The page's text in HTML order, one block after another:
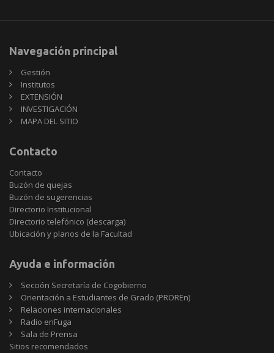
Navegación principal
Gestión
Institutos
EXTENSIÓN
INVESTIGACIÓN
MAPA DEL SITIO
Contacto
Contacto
Buzón de quejas
Buzón de sugerencias
Directorio Institucional
Directorio telefónico (descarga)
Ubicación y planos de la Facultad
Ayuda e información
Sección Secretaría de Cogobierno
Orientación a Estudiantes de Grado (PROREn)
Relaciones internacionales
Radio enFuga
Sala de Prensa
Sitios
Sitios recomendados